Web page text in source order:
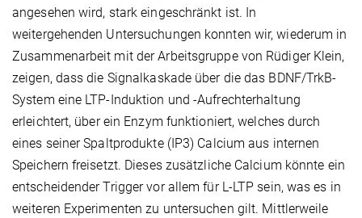
angesehen wird, stark eingeschränkt ist. In
weitergehenden Untersuchungen konnten wir, wiederum in
Zusammenarbeit mit der Arbeitsgruppe von Rüdiger Klein,
zeigen, dass die Signalkaskade über die das BDNF/TrkB-
System eine LTP-Induktion und -Aufrechterhaltung
erleichtert, über ein Enzym funktioniert, welches durch
eines seiner Spaltprodukte (IP3) Calcium aus internen
Speichern freisetzt. Dieses zusätzliche Calcium könnte ein
entscheidender Trigger vor allem für L-LTP sein, was es in
weiteren Experimenten zu untersuchen gilt. Mittlerweile